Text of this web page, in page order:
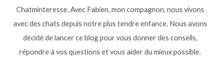
Chatminteresse. Avec Fabien, mon compagnon, nous vivons
avec des chats depuis notre plus tendre enfance. Nous avons
décidé de lancer ce blog pour vous donner des conseils,
répondre à vos questions et vous aider du mieux possible.